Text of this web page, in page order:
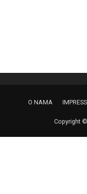
O NAMA
Copyright